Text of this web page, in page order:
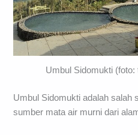
Umbul Sidomukti
Umbul Sidomukti adalah salah
sumber mata air murni dari